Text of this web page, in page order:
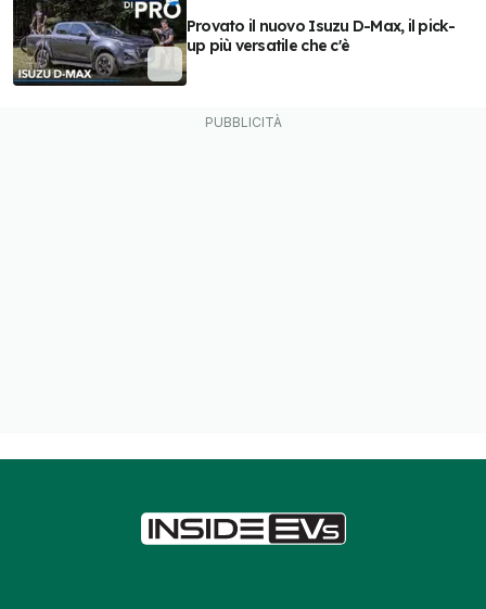
Provato il nuovo Isuzu D-Max, il pick-
up più versatile che c'è